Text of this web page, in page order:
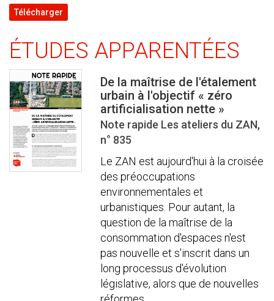
Télécharger
ÉTUDES APPARENTÉES
De la maîtrise de l'étalement
urbain à l'objectif « zéro
artificialisation nette »
Note rapide Les ateliers du ZAN,
n° 835
Le ZAN est aujourd'hui à la croisée
des préoccupations
environnementales et
urbanistiques. Pour autant, la
question de la maîtrise de la
consommation d'espaces n'est
pas nouvelle et s'inscrit dans un
long processus d'évolution
législative, alors que de nouvelles